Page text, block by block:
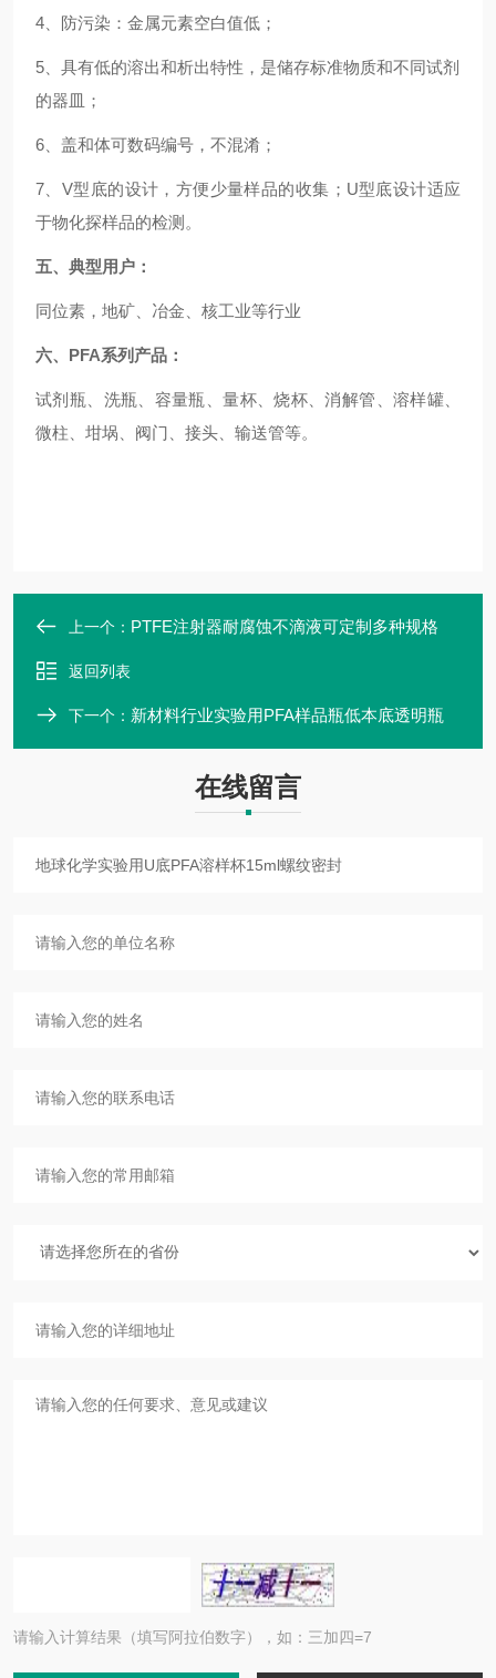
4 、防污染：金属元素空白值低；
5 、具有低的溶出和析出特性 ，是储存标准物质和不同试剂
的器皿 ；
6 、盖和体可数码编号，不混淆；
7
V型底的设计，方便少量样品的收集；U型底设计适应
于物化探样品的检测。
五、典型用户：
同位素，地矿、冶金、核工业等行业
六、 PFA系列产品：
试剂瓶、洗瓶、容量瓶、量杯、烧杯、消解管、溶样罐、
微柱、坩埚、阀门、接头、输送管等。
上一个： PTFE注射器耐腐蚀不滴液可定制多种规格
返回列表
下一个： 新材料行业实验用PFA样品瓶低本底透明瓶
在线留言
请输入计算结果（填写阿拉伯数字），如：三加四=7